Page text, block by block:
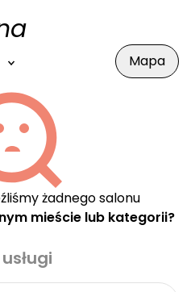
Mapa
żadnego salonu
mieście lub kategorii?